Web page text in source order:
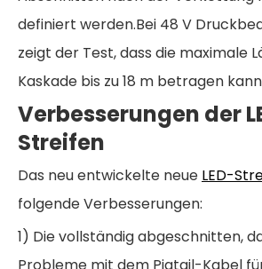
definiert werden.Bei 48 V
zeigt der Test, dass die maximale
Kaskade bis zu 18 m betragen
Verbesserungen der
Streifen
Das neu entwickelte neue LED-
folgende Verbesserungen:
1) Die vollständig abgeschnitten,